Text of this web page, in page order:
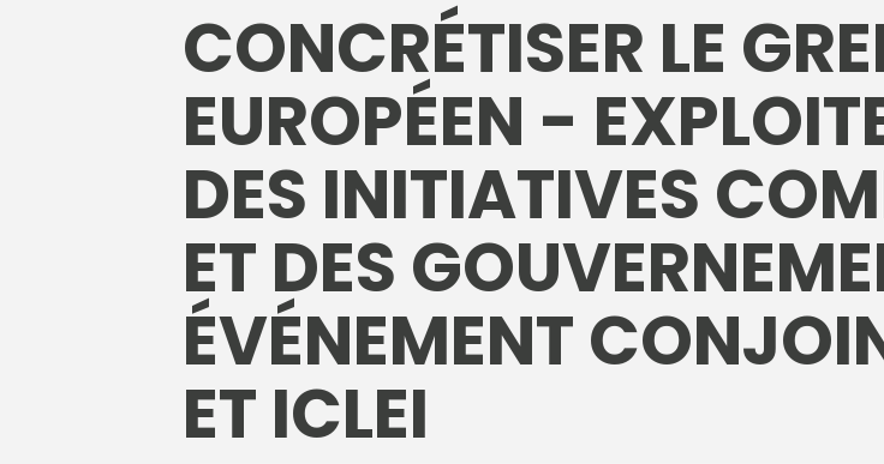
JUILLET 24, 2026 JUILLET 24, 2026
CONCRÉTISER LE
EUROPÉEN -
DES INITIATIVES
ET DES
ÉVÉNEMENT
ET ICLEI